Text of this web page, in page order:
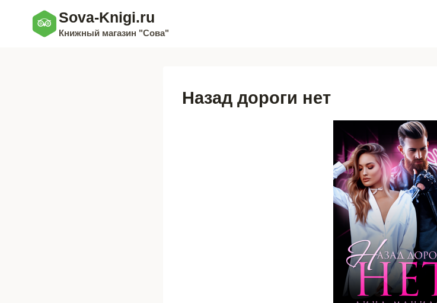
содержимому
Sova-Knigi.ru
Книжный магазин "Сова"
Назад дороги нет